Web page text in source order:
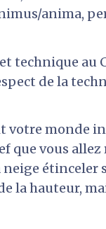
anima,
technique au
de la
votre monde
que vous
étinceler
la hauteur,